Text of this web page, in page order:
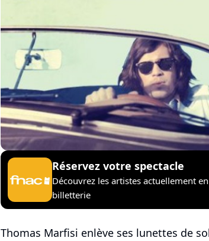
Réservez votre spectacle
Découvrez les artistes actuellement
billetterie
Thomas Marfisi enlève ses lunettes de